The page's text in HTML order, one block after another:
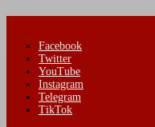
Facebook
Twitter
YouTube
Instagram
Telegram
TikTok